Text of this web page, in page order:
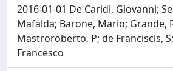
2016-01-01 De Caridi, Giovanni;
Mafalda; Barone, Mario; Grande,
Mastroroberto, P; de Franciscis,
Francesco